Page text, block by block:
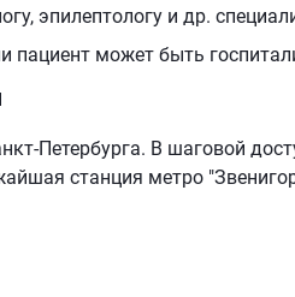
эпилептологу и др.
пациент может быть
Петербурга. В шаговой
станция метро